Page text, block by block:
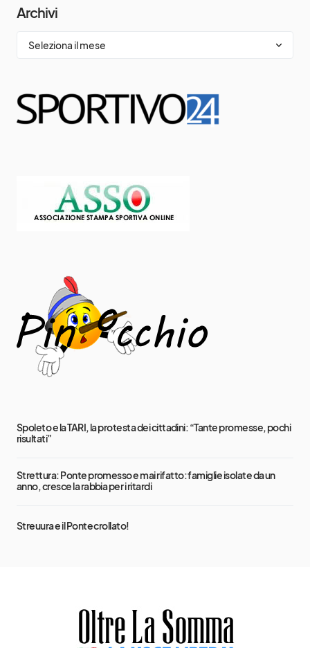
Archivi
Spoleto e la TARI, la protesta dei cittadini: “Tante promesse, pochi
risultati”
Strettura: Ponte promesso e mai rifatto: famiglie isolate da un
anno, cresce la rabbia per i ritardi
Streuura e il Ponte crollato!